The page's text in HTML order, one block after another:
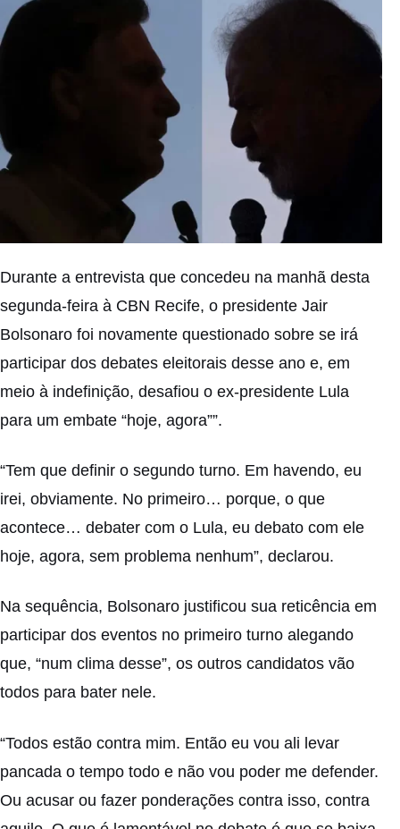
Durante a entrevista que concedeu na manhã desta
segunda-feira à CBN Recife, o presidente Jair
Bolsonaro foi novamente questionado sobre se irá
participar dos debates eleitorais desse ano e, em
meio à indefinição, desafiou o ex-presidente Lula
para um embate “hoje, agora””.
“Tem que definir o segundo turno. Em havendo, eu
irei, obviamente. No primeiro… porque, o que
acontece… debater com o Lula, eu debato com ele
hoje, agora, sem problema nenhum”, declarou.
Na sequência, Bolsonaro justificou sua reticência em
participar dos eventos no primeiro turno alegando
que, “num clima desse”, os outros candidatos vão
todos para bater nele.
“Todos estão contra mim. Então eu vou ali levar
pancada o tempo todo e não vou poder me defender.
Ou acusar ou fazer ponderações contra isso, contra